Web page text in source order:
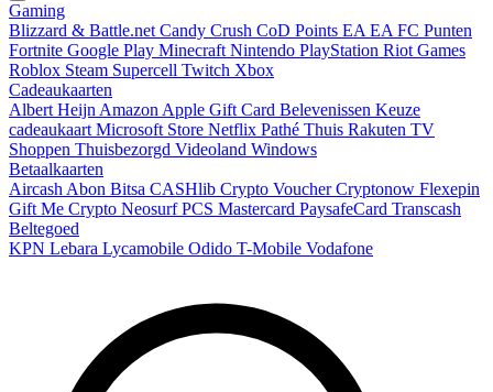
Gaming
Blizzard & Battle.net Candy Crush CoD Points EA EA FC Punten
Fortnite Google Play Minecraft Nintendo PlayStation Riot Games
Roblox Steam Supercell Twitch Xbox
Cadeaukaarten
Albert Heijn Amazon Apple Gift Card Belevenissen Keuze
cadeaukaart Microsoft Store Netflix Pathé Thuis Rakuten TV
Shoppen Thuisbezorgd Videoland Windows
Betaalkaarten
Aircash Abon Bitsa CASHlib Crypto VoucherCryptonow Flexepin
Gift Me Crypto NeosurfPCS Mastercard PaysafeCard Transcash
Beltegoed
KPN Lebara Lycamobile Odido T-Mobile Vodafone